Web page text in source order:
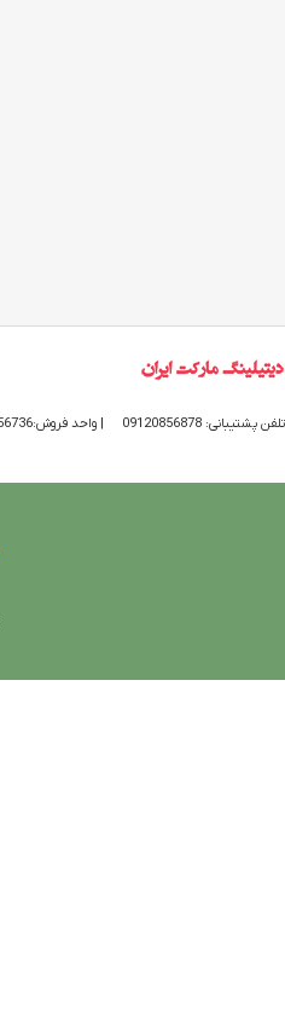
تلفن پشتیبانی: 09120856878 | واحد فروش:09196956736